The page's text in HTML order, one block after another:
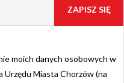
moich danych osobowych w
Miasta Chorzów (na